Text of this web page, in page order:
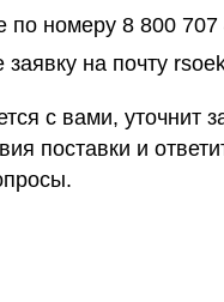
по номеру 8 800 707
заявку на почту
с вами, уточнит
поставки и